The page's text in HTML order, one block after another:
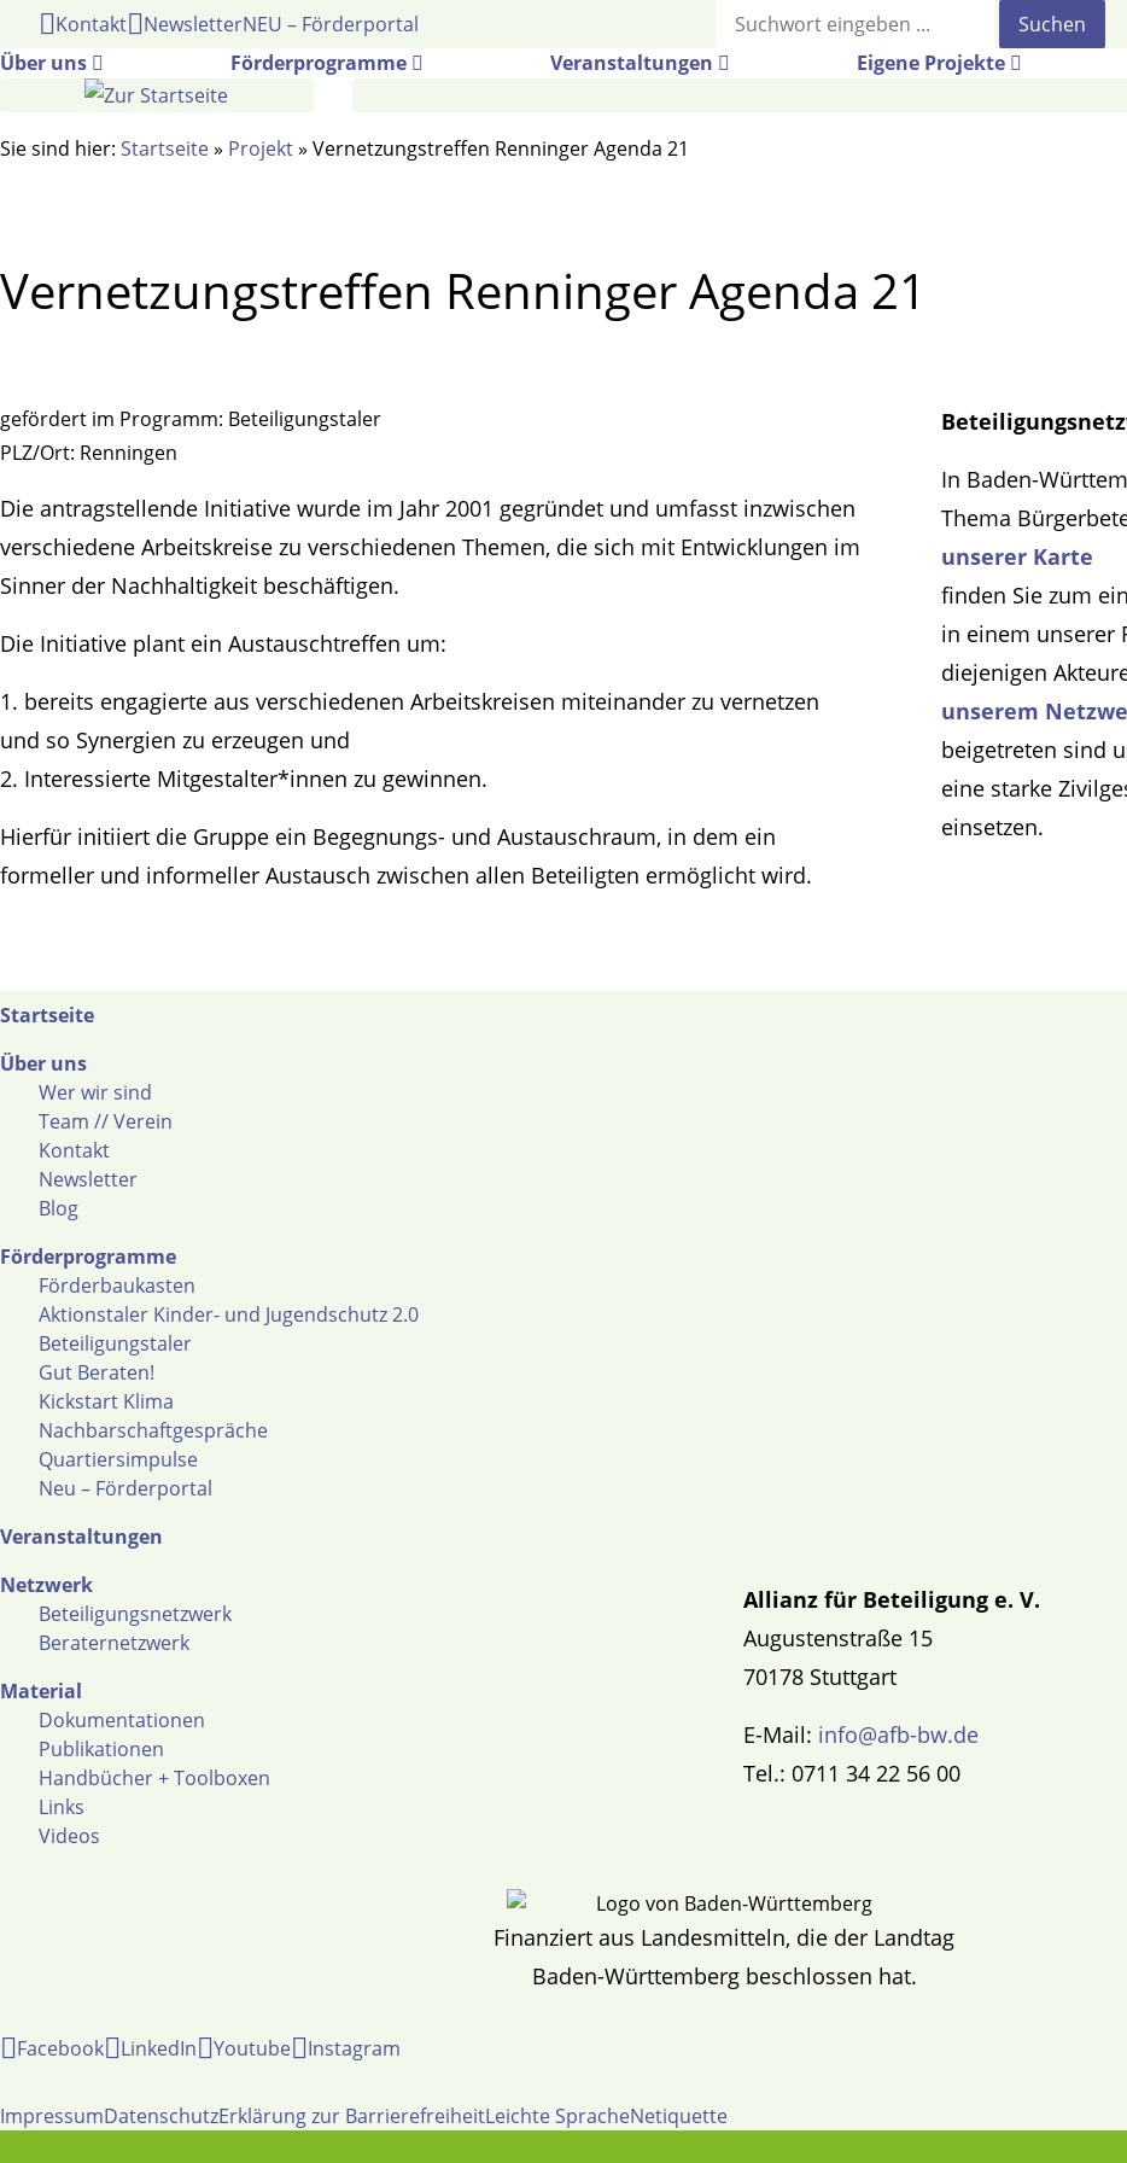
Gehe
Inhalt
Kontakt NewsletterNEU – Förderportal Suche
Über uns
Förderprogramme Veranstaltungen Eigene Projekte
Sie sind hier: Startseite» Projekt» Vernetzungstreffen Renninger Agenda 21
Vernetzungstreffen Renninger Agenda 21
gefördert im Programm: Beteiligungstaler
PLZ/Ort: Renningen
Die antragstellende Initiative wurde im Jahr 2001 gegründet und umfasst inzwischen
verschiedene Arbeitskreise zu verschiedenen Themen, die sich mit Entwicklungen im
Sinner der Nachhaltigkeit beschäftigen.
Die Initiative plant ein Austauschtreffen um:
1. bereits engagierte aus verschiedenen Arbeitskreisen miteinander zu vernetzen
und so Synergien zu erzeugen und
2. Interessierte Mitgestalter*innen zu gewinnen.
Hierfür initiiert die Gruppe ein Begegnungs- und Austauschraum, in dem ein
formeller und informeller Austausch zwischen allen Beteiligten ermöglicht wird.
In Baden-
Thema
unserer Karte
finden Sie zum
in einem unserer
diejenigen
unserem
beigetreten sind
eine starke
einsetzen.
Startseite
Über uns
Wer wir sind
Team // Verein
Kontakt
Newsletter
Blog
Förderprogramme
Förderbaukasten
Aktionstaler Kinder- und Jugendschutz 2.0
Beteiligungstaler
Gut Beraten!
Kickstart Klima
Nachbarschaftgespräche
Quartiersimpulse
Neu – Förderportal
Veranstaltungen
Netzwerk
Beteiligungsnetzwerk
Beraternetzwerk
Material
Dokumentationen
Publikationen
Handbücher + Toolboxen
Links
Videos
Allianz für Beteiligung e. V.
Augustenstraße 15
70178 Stuttgart
E-Mail: info@afb-bw.de
Tel.: 0711 34 22 56 00
Finanziert aus Landesmitteln, die der Landtag
Baden-Württemberg beschlossen hat.
Facebook LinkedIn Youtube Instagram
ImpressumDatenschutzErklärung zur BarrierefreiheitLeichte SpracheNetiquette